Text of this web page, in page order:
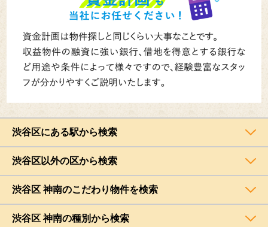
渋谷区にある駅から検索
渋谷区以外の区から検索
渋谷区 神南のこだわり物件を検索
渋谷区 神南の種別から検索